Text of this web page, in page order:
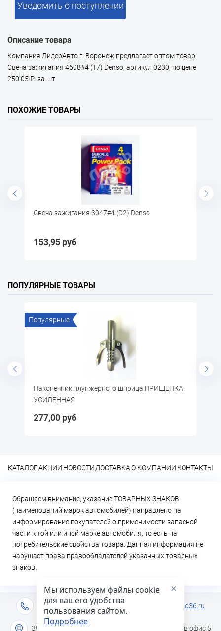
Уведомить о поступлении
Описание товара
Компания ЛидерАвто г. Воронеж предлагает оптом товар
Свеча зажигания 4608#4 (T7) Denso, артикул 0230, по цене
250.05 ₽. за шт
ПОХОЖИЕ ТОВАРЫ
(D2) Denso Свеча зажигания 3043#4 (D4)
ПОПУЛЯРНЫЕ ТОВАРЫ
плунжерного шприца ПРИЩЕПКА
Щётка по металлу
КАТАЛОГАКЦИИ НОВОСТИДОСТАВКА О КОМПАНИИ КОНТАКТЫ
Обращаем внимание, указание ТОВАРНЫХ ЗНАКОВ
(наименований марок автомобилей) направлено на
информирование покупателей о применимости запасной
части к той или иной марке автомобиля, то есть на
потребительские свойства товара. Данная информация не
нарушает права правообладателей указанных товарных
знаков.
+7 (473) 2-333-717 info@lideravto36.ru
394051 г. Воронеж, ул. Героев Сибиряков дом 1в офис 5
Мы используем файлы cookie
для вашего удобства
пользования сайтом.
Подробнее
×